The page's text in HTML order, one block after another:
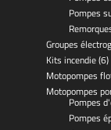
Pompes
Groupes
Kits incendie(6)
Motopompes
Motopompes
Pompes
Pompes